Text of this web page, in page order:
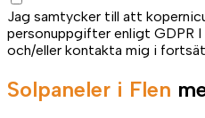
Jag samtycker till att
personuppgifter enligt GDPR
och/eller kontakta mig i
Solpaneler i Flen